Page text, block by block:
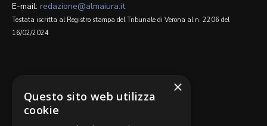
E-mail: redazione@almaiura.it
Testata iscritta al Registro stampa del Tribunale di Verona al n. 2206 del
16/02/2024
×
Questo sito web utilizza
cookie